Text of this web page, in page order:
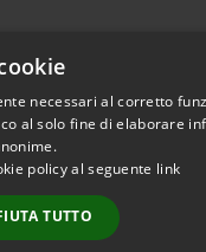
© 2026 • Comune di
necessari al corretto
al solo fine di elaborare
policy al seguente link
TUTTO